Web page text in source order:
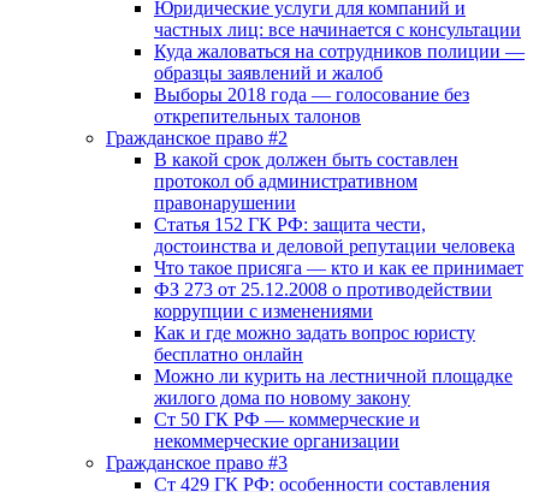
Юридические услуги для компаний и
частных лиц: все начинается с консультации
Куда жаловаться на сотрудников полиции —
образцы заявлений и жалоб
Выборы 2018 года — голосование без
открепительных талонов
Гражданское право #2
В какой срок должен быть составлен
протокол об административном
правонарушении
Статья 152 ГК РФ: защита чести,
достоинства и деловой репутации человека
Что такое присяга — кто и как ее принимает
ФЗ 273 от 25.12.2008 о противодействии
коррупции с изменениями
Как и где можно задать вопрос юристу
бесплатно онлайн
Можно ли курить на лестничной площадке
жилого дома по новому закону
Ст 50 ГК РФ — коммерческие и
некоммерческие организации
Гражданское право #3
Ст 429 ГК РФ: особенности составления